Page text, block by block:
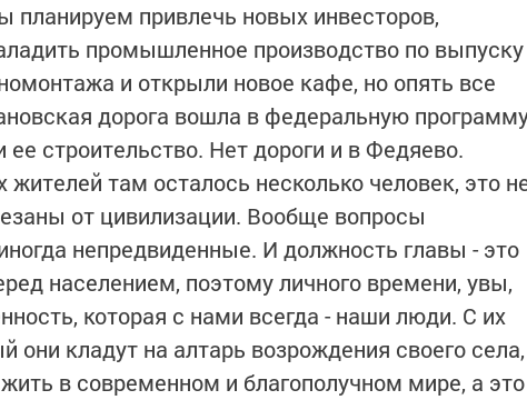
планируем привлечь новых инвесторов,
промышленное производство по выпуску
и открыли новое кафе, но опять все
дорога вошла в федеральную
ее строительство. Нет дороги и в Федяево.
там осталось несколько человек, это
от цивилизации. Вообще вопросы
непредвиденные. И должность главы - это
населением, поэтому личного времени, увы,
которая с нами всегда - наши люди. С их
они кладут на алтарь возрождения своего села,
в современном и благополучном мире, а это